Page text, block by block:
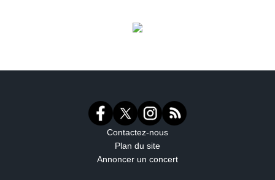
Contactez-nous
Plan du site
Annoncer un concert